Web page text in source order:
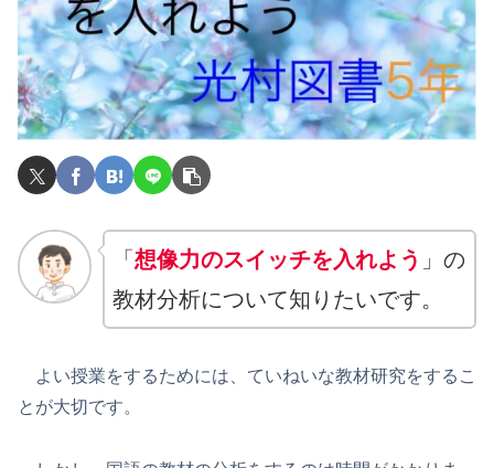
「 想像力のスイッチを入れよう 」の
教材分析について知りたいです。
よい授業をするためには、ていねいな教材研究をするこ
とが大切です。